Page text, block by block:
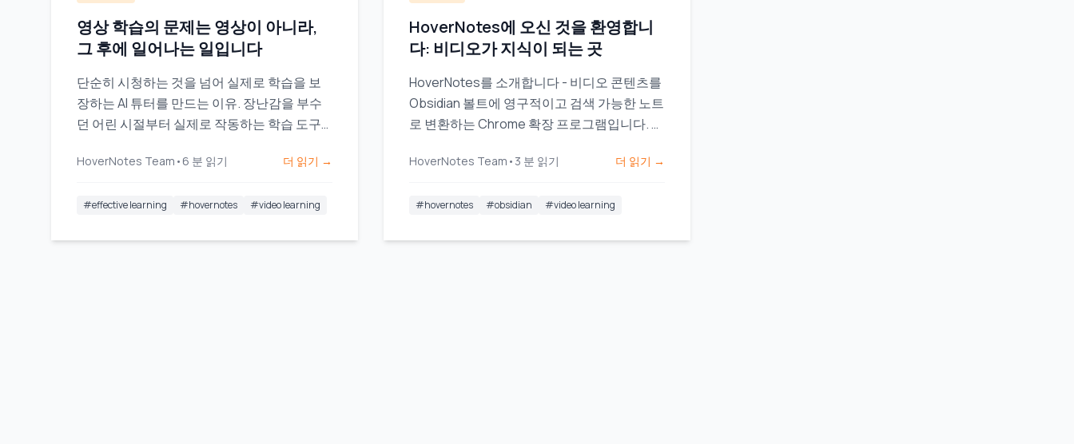
영상 학습의 문제는 영상이 아니라,
그 후에 일어나는 일입니다
단순히 시청하는 것을 넘어 실제로 학습을 보
장하는 AI 튜터를 만드는 이유. 장난감을 부수
던 어린 시절부터 실제로 작동하는 학습 도구
HoverNotes Team • 6 분 읽기 더 읽기 →
#effective learning #hovernotes #video learning
HoverNotes에 오신 것을 환영합니
다: 비디오가 지식이 되는 곳
HoverNotes를 소개합니다 - 비디오 콘텐츠를
Obsidian 볼트에 영구적이고 검색 가능한 노트
로 변환하는 Chrome 확장 프로그램입니다. 당
HoverNotes Team • 3 분 읽기 더 읽기 →
#hovernotes #obsidian #video learning